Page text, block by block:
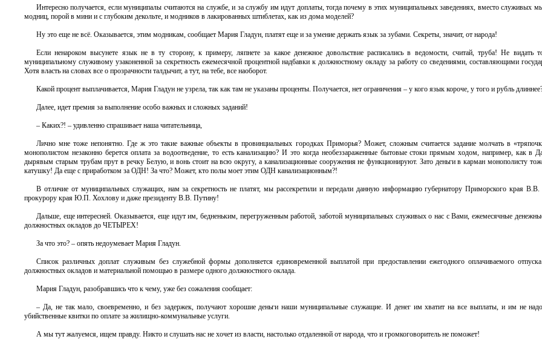
Интересно получается, если муниципалы считаются на службе, и за службу им идут доплаты, тогда почему в этих муниципальных заведениях, вместо служивых
модниц, порой в мини и с глубоким декольте, и модников в лакированных штиблетах, как из дома моделей?
Ну это еще не всё. Оказывается, этим модникам, сообщает Мария Гладун, платят еще и за умение держать язык за зубами. Секреты, значит, от народа!
Если ненароком высунете язык не в ту сторону, к примеру, ляпнете за какое денежное довольствие расписались в ведомости, считай, труба! Не видать
муниципальному служивому узаконенной за секретность ежемесячной процентной надбавки к должностному окладу за работу со сведениями, составляющими
Хотя власть на словах все о прозрачности талдычит, а тут, на тебе, все наоборот.
Какой процент выплачивается, Мария Гладун не узрела, так как там не указаны проценты. Получается, нет ограничения – у кого язык короче, у того и рубль
Далее, идет премия за выполнение особо важных и сложных заданий!
– Каких?! – удивленно спрашивает наша читательница,
Лично мне тоже непонятно. Где ж это такие важные объекты в провинциальных городках Приморья? Может, сложным считается задание молчать в
монополистом незаконно берется оплата за водоотведение, то есть канализацию? И это когда необеззараженные бытовые стоки прямым ходом, например, как в
дырявым старым трубам прут в речку Белую, и вонь стоит на всю округу, а канализационные сооружения не функционируют. Зато деньги в карман монополисту
катушку! Да еще с приработком за ОДН! За что? Может, кто полы моет этим ОДН канализационным?!
В отличие от муниципальных служащих, нам за секретность не платят, мы рассекретили и передали данную информацию губернатору Приморского края
прокурору края Ю.П. Хохлову и даже президенту В.В. Путину!
Дальше, еще интересней. Оказывается, еще идут им, бедненьким, перегруженным работой, заботой муниципальных служивых о нас с Вами, ежемесячные
должностных окладов до ЧЕТЫРЕХ!
За что это? – опять недоумевает Мария Гладун.
Список различных доплат служивым без служебной формы дополняется единовременной выплатой при предоставлении ежегодного оплачиваемого
должностных окладов и материальной помощью в размере одного должностного оклада.
Мария Гладун, разобравшись что к чему, уже без сожаления сообщает:
– Да, не так мало, своевременно, и без задержек, получают хорошие деньги наши муниципальные служащие. И денег им хватит на все выплаты, и им не
убийственные квитки по оплате за жилищно-коммунальные услуги.
А мы тут жалуемся, ищем правду. Никто и слушать нас не хочет из власти, настолько отдаленной от народа, что и громкоговоритель не поможет!